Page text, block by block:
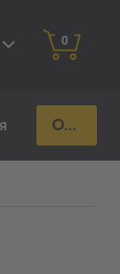
0
Отправь запрос